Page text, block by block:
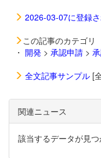
2026-03-07に登録
この記事のカテゴリ
・ 開発 > 承認申請 >
全文記事サンプル [
関連ニュース
該当するデータが見つ